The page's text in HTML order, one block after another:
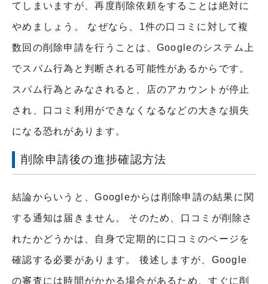
てしまいますが、再度削除依頼をすることは絶対に
やめましょう。 なぜなら、1件の口コミに対して複
数回の削除申請を行うことは、Googleのシステム上
でスパム行為と判断される可能性があるからです。
スパム行為とみなされると、店のアカウントが停止
され、口コミ利用ができなくなるなどの大きな損失
になる恐れがあります。
削除申請後の進捗確認方法
結論からいうと、Googleからは削除申請の結果に関
する通知は届きません。 そのため、口コミが削除さ
れたかどうかは、自身で定期的に口コミのページを
確認する必要があります。 後述しますが、Google
の審査には時間がかかる場合があるため、すぐに削